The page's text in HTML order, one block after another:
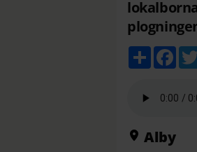
D
e
F
c
b
Alby